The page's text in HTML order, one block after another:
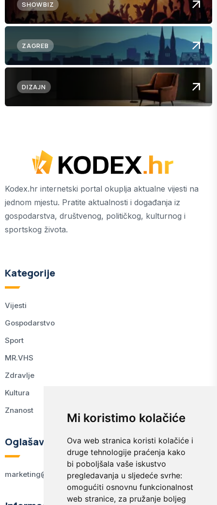
Mi koristimo kolačiće
Ova web stranica koristi kolačiće i
druge tehnologije praćenja kako
bi poboljšala vaše iskustvo
pregledavanja u sljedeće svrhe:
omogućiti osnovnu funkcionalnost
web stranice, za pružanje boljeg
SHOWBIZ
ZAGREB
DIZAJN
Kodex.hr internetski portal okuplja aktualne vijesti na
jednom mjestu. Pratite aktualnosti i događanja iz
gospodarstva, društvenog, političkog, kulturnog i
sportskog života.
Kategorije
Vijesti
Gospodarstvo
Sport
MR.VHS
Zdravlje
Kultura
Znanost
Oglašavanje
marketing@kodex.hr